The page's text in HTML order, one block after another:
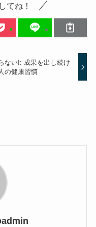
てね！
ない!: 成果を出し続け
の健康習慣